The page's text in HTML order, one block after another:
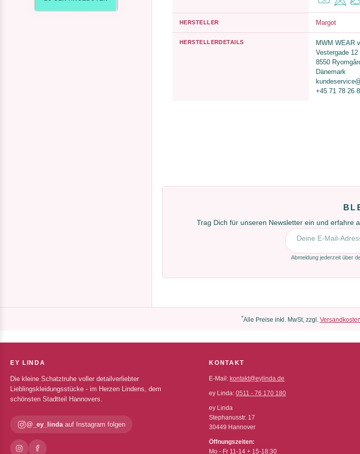
HERSTELLER Margot
HERSTELLERDETAILS
MWM WEAR
Vestergade 12
8550
Dänemark
+45 71 78 26
Trag Dich für unseren Newsletter ein und erfahre
E-Mail-Adresse
Abmeldung jederzeit über
*Alle Preise inkl. MwSt, zzgl. Versandkosten
EY LINDA
Die kleine Schatztruhe voller detailverliebter
Lieblingskleidungsstücke - im Herzen Lindens, dem
schönsten Stadtteil Hannovers.
@_ey_lindaauf Instagram folgen
KONTAKT
E-Mail: kontakt@eylinda.de
ey Linda:0511 - 76 170 180
ey Linda
Stephanusstr. 17
30449 Hannover
Öffnungszeiten:
Mo - Fr 11-14 + 15-18:30